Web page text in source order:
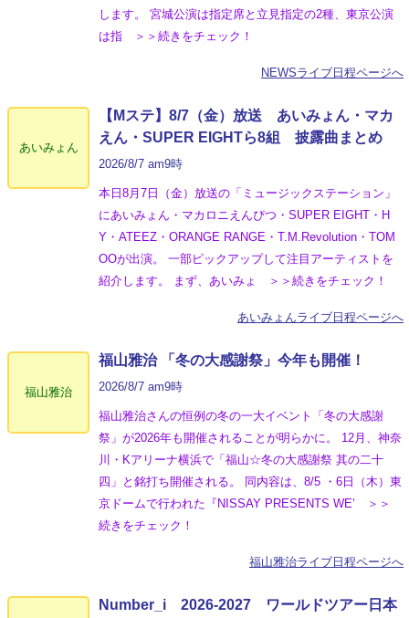
します。 宮城公演は指定席と立見指定の2種、東京公演
は指 ＞＞続きをチェック！
NEWSライブ日程ページへ
あいみょん
【Mステ】8/7（金）放送 あいみょん・マカ
えん・SUPER EIGHTら8組 披露曲まとめ
2026/8/7 am9時
本日8月7日（金）放送の「ミュージックステーション」
にあいみょん・マカロニえんぴつ・SUPER EIGHT・H
Y・ATEEZ・ORANGE RANGE・T.M.Revolution・TOM
OOが出演。 一部ピックアップして注目アーティストを
紹介します。 まず、あいみょ ＞＞続きをチェック！
あいみょんライブ日程ページへ
福山雅治
福山雅治 「冬の⼤感謝祭」今年も開催！
2026/8/7 am9時
福山雅治さんの恒例の冬の一大イベント「冬の⼤感謝
祭」が2026年も開催されることが明らかに。 12月、神奈
川・Kアリーナ横浜で「福山☆冬の大感謝祭 其の二十
四」と銘打ち開催される。 同内容は、8/5 ・6日（木）東
京ドームで行われた『NISSAY PRESENTS WE’ ＞＞
続きをチェック！
福山雅治ライブ日程ページへ
Number_i 2026‐2027 ワールドツアー日本